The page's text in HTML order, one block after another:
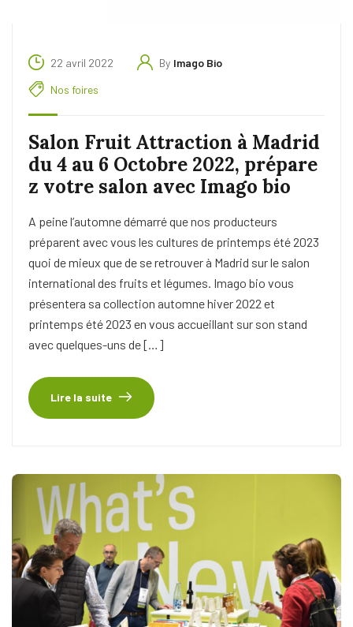
22 avril 2022 By Imago Bio
Nos foires
Salon Fruit Attraction à Madrid
du 4 au 6 Octobre 2022, prépare
z votre salon avec Imago bio
A peine l’automne démarré que nos producteurs
préparent avec vous les cultures de printemps été 2023
quoi de mieux que de se retrouver à Madrid sur le salon
international des fruits et légumes. Imago bio vous
présentera sa collection automne hiver 2022 et
printemps été 2023 en vous accueillant sur son stand
avec quelques-uns de […]
Lire la suite